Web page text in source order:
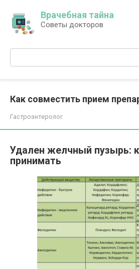
контенту
Врачебная тайна
Советы докторов
Поиск:
Как совместить прием
Гастроэнтеролог
Удален желчный пузырь:
принимать